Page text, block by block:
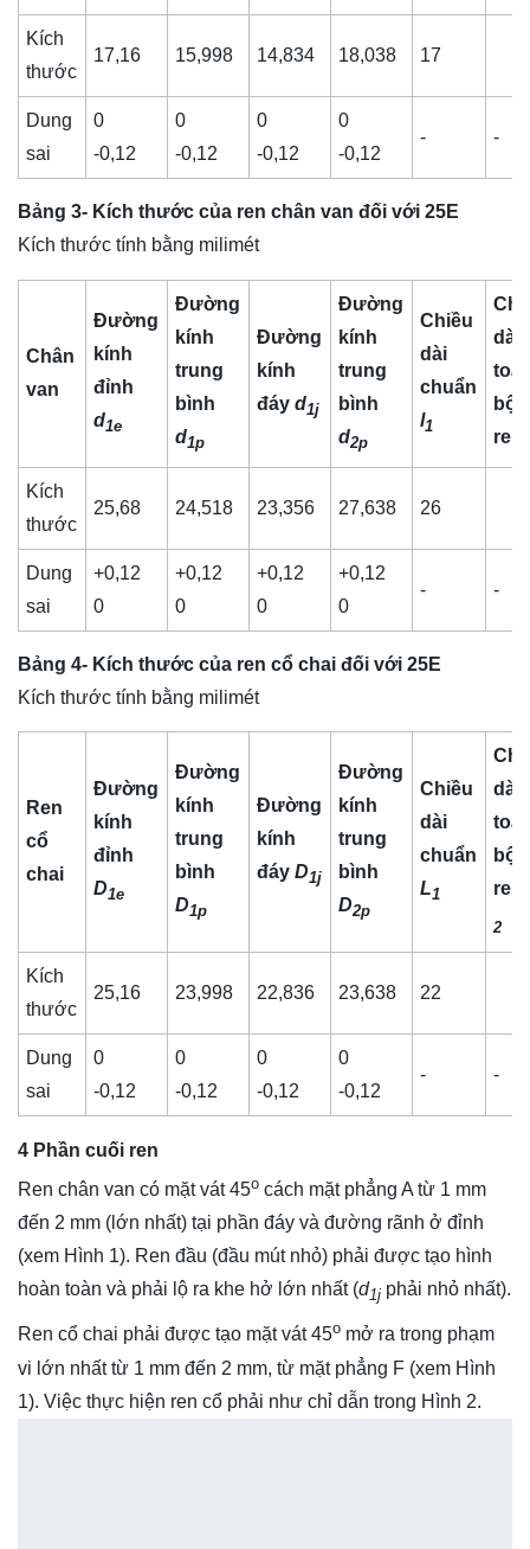
Kích
thước
17,16 15,998 14,834 18,038 17
Dung
sai
0
-0,12
0
-0,12
0
-0,12
0
-0,12
- -
Bảng 3- Kích thước của ren chân van đối với 25E
Kích thước tính bằng milimét
Chân
van
Đường
kính
đỉnh
d1e
Đường
kính
trung
bình
d1p
Đường
kính
đáyd1j
Đường
kính
trung
bình
d2p
Chiều
dài
chuẩn
l1
dài
bộ
ren
Kích
thước
25,68 24,518 23,356 27,638 26
Dung
sai
+0,12
0
+0,12
0
+0,12
0
+0,12
0
- -
Bảng 4- Kích thước của ren cổ chai đối với 25E
Kích thước tính bằng milimét
Ren
cổ
chai
Đường
kính
đỉnh
D1e
Đường
kính
trung
bình
D1p
Đường
kính
đáyD1j
Đường
kính
trung
bình
D2p
Chiều
dài
chuẩn
L1
dài
bộ
ren
2
Kích
thước
25,16 23,998 22,836 23,638 22
Dung
sai
0
-0,12
0
-0,12
0
-0,12
0
-0,12
- -
4 Phần cuối ren
Ren chân van có mặt vát 45o cách mặt phẳng A từ 1 mm
đến 2 mm (lớn nhất) tại phần đáy và đường rãnh ở đỉnh
(xem Hình 1). Ren đầu (đầu mút nhỏ) phải được tạo hình
hoàn toàn và phải lộ ra khe hở lớn nhất (d1j phải nhỏ nhất).
Ren cổ chai phải được tạo mặt vát 45o mở ra trong phạm
vi lớn nhất từ 1 mm đến 2 mm, từ mặt phẳng F (xem Hình
1). Việc thực hiện ren cổ phải như chỉ dẫn trong Hình 2.